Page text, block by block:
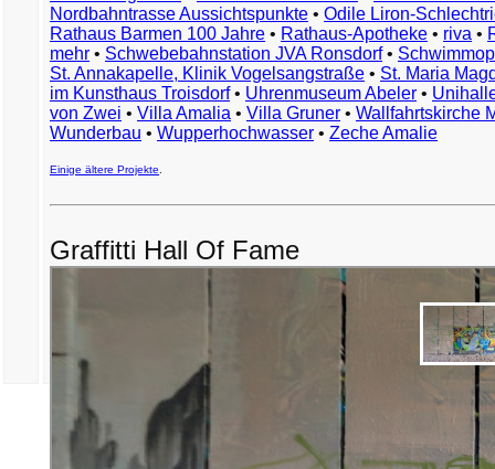
Nordbahntrasse Aussichtspunkte • Odile Liron-
Rathaus Barmen 100 Jahre • Rathaus-Apotheke • riva •
mehr • Schwebebahnstation JVA Ronsdorf•
St. Annakapelle, Klinik Vogelsangstraße • St. Maria
im Kunsthaus Troisdorf• Uhrenmuseum Abeler •
von Zwei • Villa Amalia • Villa Gruner • Wallfahrtskirche
Wunderbau • Wupperhochwasser • Zeche Amalie
Einige ältere Projekte
Graffitti Hall Of Fame